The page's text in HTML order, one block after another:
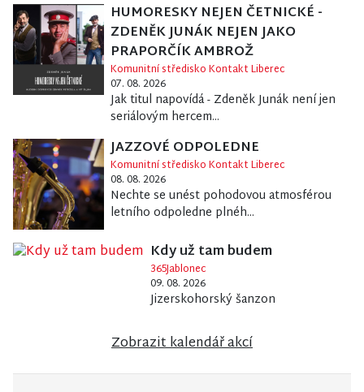
HUMORESKY NEJEN ČETNICKÉ -
ZDENĚK JUNÁK NEJEN JAKO
PRAPORČÍK AMBROŽ
Komunitní středisko Kontakt Liberec
07. 08. 2026
Jak titul napovídá - Zdeněk Junák není jen
seriálovým hercem...
JAZZOVÉ ODPOLEDNE
Komunitní středisko Kontakt Liberec
08. 08. 2026
Nechte se unést pohodovou atmosférou
letního odpoledne plnéh...
Kdy už tam budem
365Jablonec
09. 08. 2026
Jizerskohorský šanzon
Zobrazit kalendář akcí